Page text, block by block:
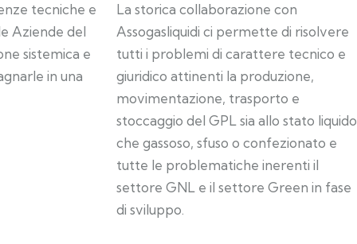
tecniche e
Aziende del
sistemica e
in una
La storica collaborazione con
Assogasliquidi ci permette di risolvere
tutti i problemi di carattere tecnico e
giuridico attinenti la produzione,
movimentazione, trasporto e
stoccaggio del GPL sia allo stato liquido
che gassoso, sfuso o confezionato e
tutte le problematiche inerenti il
settore GNL e il settore Green in fase
di sviluppo.